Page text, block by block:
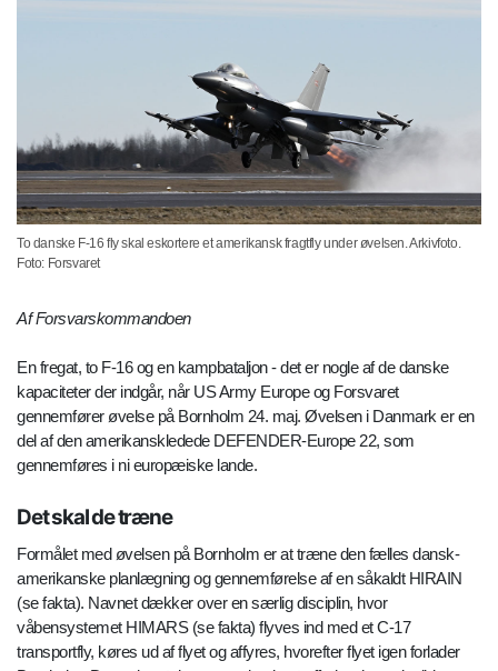
To danske F-16 fly skal eskortere et amerikansk fragtfly under øvelsen. Arkivfoto.
Foto: Forsvaret
Af Forsvarskommandoen
En fregat, to F-16 og en kampbataljon - det er nogle af de danske
kapaciteter der indgår, når US Army Europe og Forsvaret
gennemfører øvelse på Bornholm 24. maj. Øvelsen i Danmark er en
del af den amerikanskledede DEFENDER-Europe 22, som
gennemføres i ni europæiske lande.
Det skal de træne
Formålet med øvelsen på Bornholm er at træne den fælles dansk-
amerikanske planlægning og gennemførelse af en såkaldt HIRAIN
(se fakta). Navnet dækker over en særlig disciplin, hvor
våbensystemet HIMARS (se fakta) flyves ind med et C-17
transportfly, køres ud af flyet og affyres, hvorefter flyet igen forlader